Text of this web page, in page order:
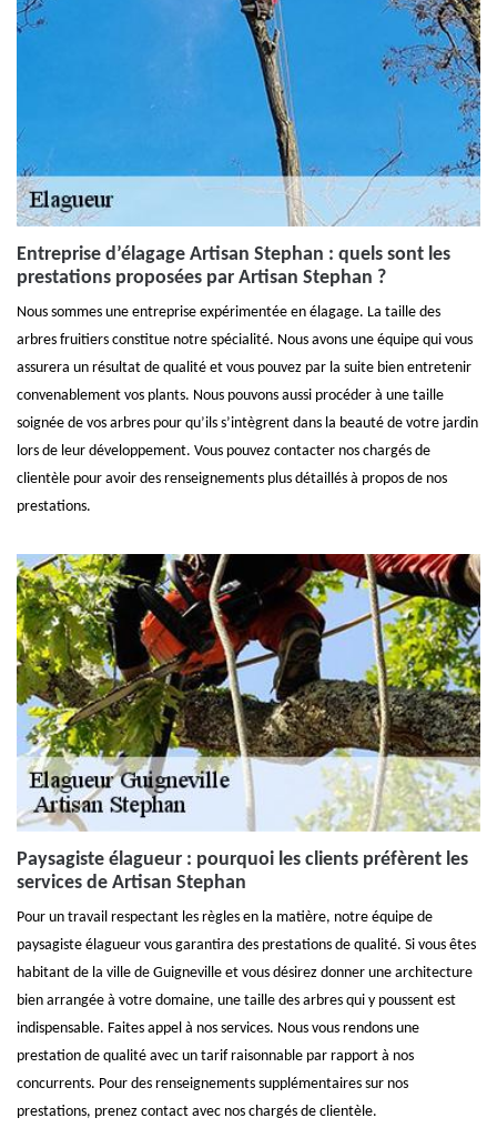
Entreprise d’élagage Artisan Stephan : quels sont les
prestations proposées par Artisan Stephan ?
Nous sommes une entreprise expérimentée en élagage. La taille des
arbres fruitiers constitue notre spécialité. Nous avons une équipe qui vous
assurera un résultat de qualité et vous pouvez par la suite bien entretenir
convenablement vos plants. Nous pouvons aussi procéder à une taille
soignée de vos arbres pour qu’ils s’intègrent dans la beauté de votre jardin
lors de leur développement. Vous pouvez contacter nos chargés de
clientèle pour avoir des renseignements plus détaillés à propos de nos
prestations.
Paysagiste élagueur : pourquoi les clients préfèrent les
services de Artisan Stephan
Pour un travail respectant les règles en la matière, notre équipe de
paysagiste élagueur vous garantira des prestations de qualité. Si vous êtes
habitant de la ville de Guigneville et vous désirez donner une architecture
bien arrangée à votre domaine, une taille des arbres qui y poussent est
indispensable. Faites appel à nos services. Nous vous rendons une
prestation de qualité avec un tarif raisonnable par rapport à nos
concurrents. Pour des renseignements supplémentaires sur nos
prestations, prenez contact avec nos chargés de clientèle.